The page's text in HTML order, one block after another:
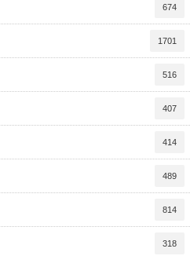
674
1701
516
407
414
489
814
318